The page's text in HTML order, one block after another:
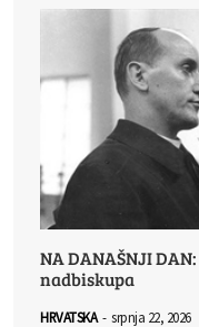
NA DANAŠNJI
nadbiskupa
HRVATSKA - srpnja 22, 2026